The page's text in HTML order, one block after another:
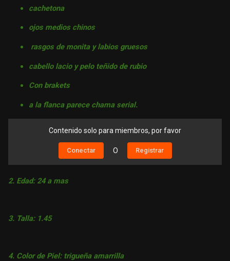
cachetona
ojos medios chinos
rasgos de monita y labios gruesos
cabello lacio y pelo teñido de rubio
Con brakets
a la flanca parece chama serial.
Contenido solo para miembros, por favor
Conectar O Registrar
2. Edad: 24 a mas
3. Talla: 1.45
4. Color de Piel: trigueña amarrilla